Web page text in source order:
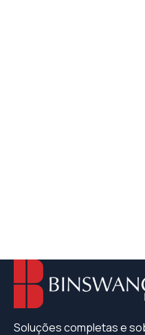
Soluções completas e